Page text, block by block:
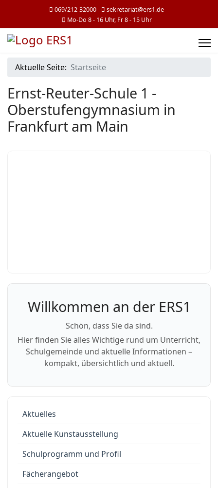
069/212-32000
sekretariat@ers1.de
Mo-Do 8 - 16 Uhr, Fr 8 - 15 Uhr
Aktuelle Seite: Startseite
Ernst-Reuter-Schule 1 -
Oberstufengymnasium in
Frankfurt am Main
Willkommen an der ERS1
Schön, dass Sie da sind.
Hier finden Sie alles Wichtige rund um Unterricht,
Schulgemeinde und aktuelle Informationen –
kompakt, übersichtlich und aktuell.
Aktuelles
Aktuelle Kunstausstellung
Schulprogramm und Profil
Fächerangebot